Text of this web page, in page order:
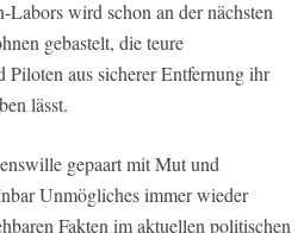
wird schon an der nächsten
gebastelt, die teure
Piloten aus sicherer Entfernung ihr
lässt.
gepaart mit Mut und
Unmögliches immer wieder
Fakten im aktuellen politischen